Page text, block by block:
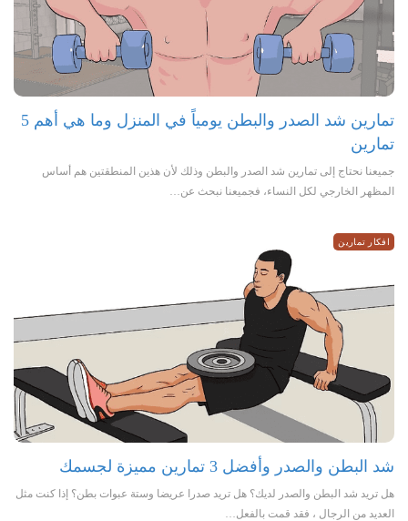
تمارين شد الصدر والبطن يومياً في المنزل وما هي أهم 5
تمارين
جميعنا نحتاج إلى تمارين شد الصدر والبطن وذلك لأن هذين المنطقتين هم أساس
المظهر الخارجي لكل النساء، فجميعنا نبحث عن…
افكار تمارين
شد البطن والصدر وأفضل 3 تمارين مميزة لجسمك
هل تريد شد البطن والصدر لديك؟ هل تريد صدرا عريضا وستة عبوات بطن؟ إذا كنت مثل
العديد من الرجال ، فقد قمت بالفعل…